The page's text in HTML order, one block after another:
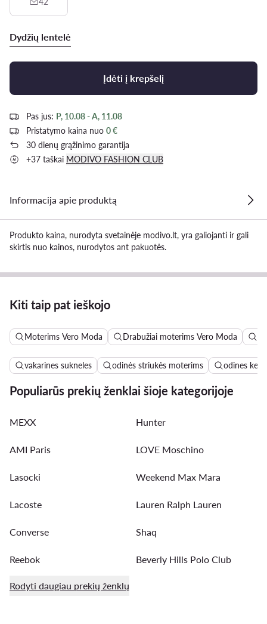
Dydžių lentelė
Įdėti į krepšelį
Pas jus: P, 10.08 - A, 11.08
Pristatymo kaina nuo 0 €
30 dienų grąžinimo garantija
+37 taškai MODIVO FASHION CLUB
Informacija apie produktą
Produkto kaina, nurodyta svetainėje modivo.lt, yra galiojanti ir gali
skirtis nuo kainos, nurodytos ant pakuotės.
Kiti taip pat ieškojo
Moterims Vero Moda Drabužiai moterims Vero Moda
vakarines sukneles odinės striukės moterims odines
Populiarūs prekių ženklai šioje kategorijoje
MEXX Hunter
AMI Paris LOVE Moschino
Lasocki Weekend Max Mara
Lacoste Lauren Ralph Lauren
Converse Shaq
Reebok Beverly Hills Polo Club
Rodyti daugiau prekių ženklų